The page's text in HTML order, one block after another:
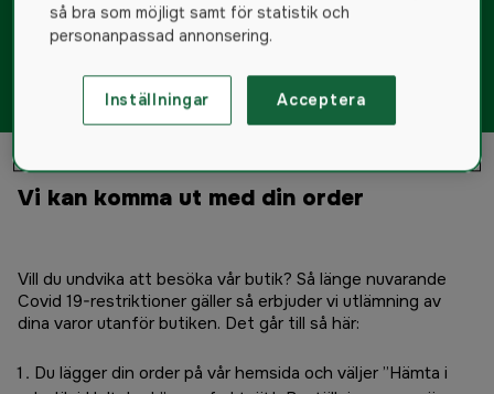
Vi kan komma ut med din order
Vill du undvika att besöka vår butik? Så länge nuvarande
Covid 19-restriktioner gäller så erbjuder vi utlämning av
dina varor utanför butiken. Det går till så här:
Du lägger din order på vår hemsida och väljer ”Hämta i
så bra som möjligt samt för statistik och
personanpassad annonsering.
Inställningar Acceptera